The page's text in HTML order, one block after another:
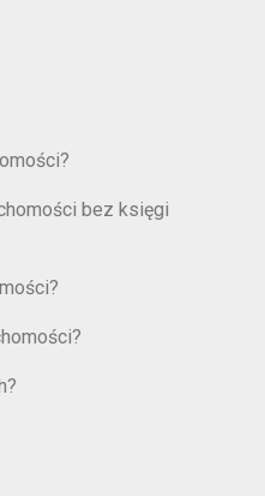
bez księgi